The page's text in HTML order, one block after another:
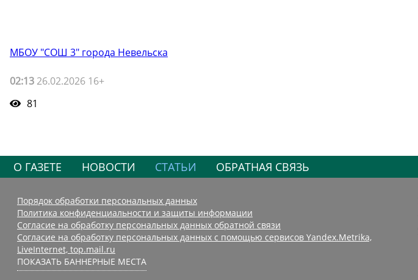
МБОУ "СОШ 3" города Невельска
02:13 26.02.2026 16+
81
О ГАЗЕТЕ НОВОСТИ СТАТЬИ ОБРАТНАЯ СВЯЗЬ
Порядок обработки персональных данных
Политика конфиденциальности и защиты информации
Согласие на обработку персональных данных обратной связи
Согласие на обработку персональных данных с помощью сервисов Yandex.Metrika,
LiveInternet, top.mail.ru
ПОКАЗАТЬ БАННЕРНЫЕ МЕСТА